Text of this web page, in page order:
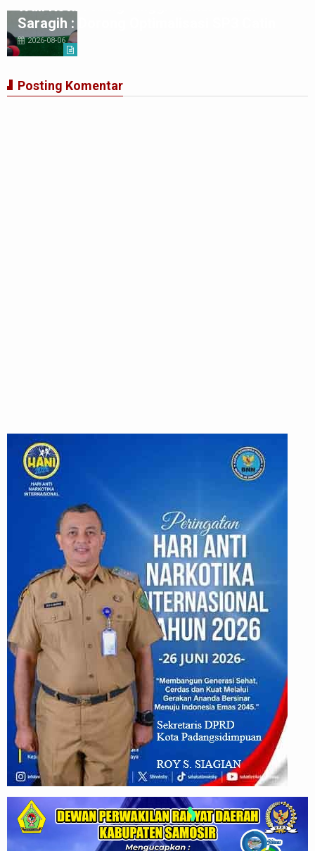
Wali Kota Tebing Tinggi H Iman Irdian
Saragih : Dorong Optimalisasi SP3 Catin
2026-08-06
Posting Komentar